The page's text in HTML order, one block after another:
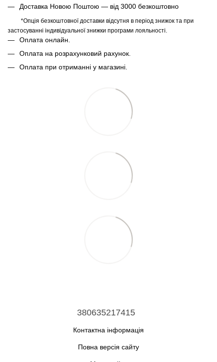
Доставка Новою Поштою — від 3000 безкоштовно
*Опція безкоштовної доставки відсутня в період знижок та при
застосуванні індивідуальної знижки програми лояльності.
Оплата онлайн.
Оплата на розрахунковий рахунок.
Оплата при отриманні у магазині.
380635217415
Контактна інформація
Повна версія сайту